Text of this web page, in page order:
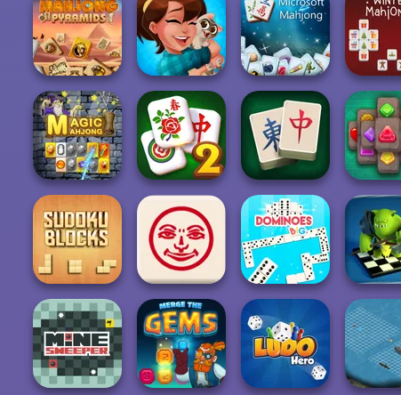
Snack Mahjong Classic Mahjong Mahjongg Candy Mahjong
Mahjong
Pyramids
Mahjong Story 2
Microsoft
Mahjong
Winter
Magic Mahjong
Solitaire
Mahjong Classic
2
Best Classic
Mahjong
Connect
Jewels
Sudoku Blocks Rummikub Dominoes BIG
Checkers
Online